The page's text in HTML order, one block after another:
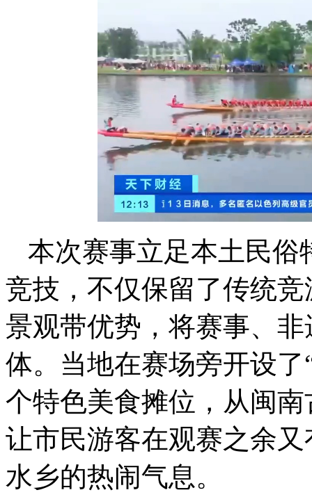
本次赛事立足本土民俗
竞技，不仅保留了传统
景观带优势，将赛事、
体。当地在赛场旁开设了
个特色美食摊位，从闽
让市民游客在观赛之余
水乡的热闹气息。